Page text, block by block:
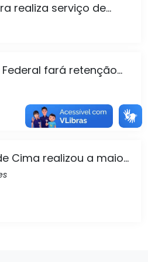
realiza serviço de...
fará retenção...
Cima realizou a maio...